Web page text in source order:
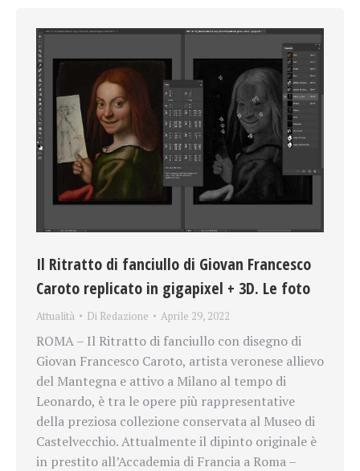
Il Ritratto di fanciullo di Giovan Francesco
Caroto replicato in gigapixel + 3D. Le foto
Attualità Di Redazione Aprile 29, 2022
ROMA – Il Ritratto di fanciullo con disegno di
Giovan Francesco Caroto, artista veronese allievo
del Mantegna e attivo a Milano al tempo di
Leonardo, è tra le opere più rappresentative
della preziosa collezione conservata al Museo di
Castelvecchio. Attualmente il dipinto originale è
in prestito all’Accademia di Francia a Roma –